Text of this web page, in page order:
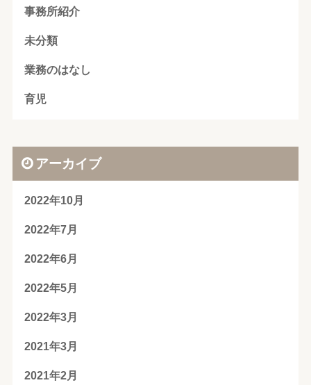
事務所紹介
未分類
業務のはなし
育児
アーカイブ
2022年10月
2022年7月
2022年6月
2022年5月
2022年3月
2021年3月
2021年2月